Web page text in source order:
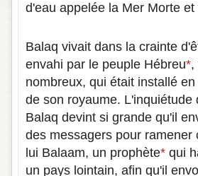
d'eau appelée la Mer Morte
Balaq vivait dans la crainte
envahi par le peuple Hébreu*,
nombreux, qui était installé
de son royaume. L'inquiétude
Balaq devint si grande qu'il
des messagers pour ramener
lui Balaam, un prophète* qui
un pays lointain, afin qu'il